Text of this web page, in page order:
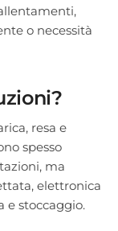
o necessità
resa e
spesso
ma
elettronica
e stoccaggio.